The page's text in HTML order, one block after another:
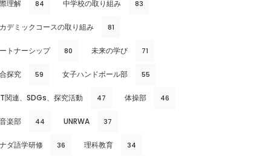
理解 84 中学校の取り組み 83
デミックコースの取り組み 81
トナーシップ 80 未来の学び 71
探究 59 女子ハンドボール部 55
関連、SDGs、探究活動 47 体操部 46
楽部 44 UNRWA 37
ダ語学研修 36 理科教育 34